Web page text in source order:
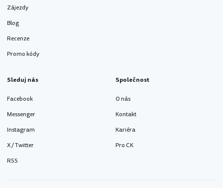
Zájezdy
Blog
Recenze
Promo kódy
Sleduj nás
Facebook
Messenger
Instagram
X / Twitter
RSS
Společnost
O nás
Kontakt
Kariéra
Pro CK